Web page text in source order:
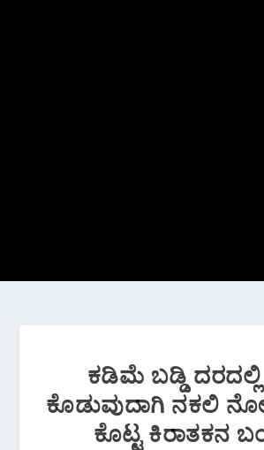
ಕಡಿಮೆ ಬಡ್ಡಿ
ಕೊಡುವುದಾಗಿ ನಕಲಿ
ಕೊಟ್ಟ ಕಿರಾತಕನ